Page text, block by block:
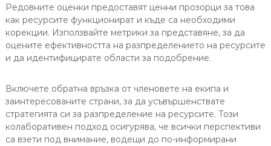
Редовните оценки предоставят ценни прозорци за това
как ресурсите функционират и къде са необходими
корекции. Използвайте метрики за представяне, за да
оцените ефективността на разпределението на ресурсите
и да идентифицирате области за подобрение.
Включете обратна връзка от членовете на екипа и
заинтересованите страни, за да усъвършенствате
стратегията си за разпределение на ресурсите. Този
колаборативен подход осигурява, че всички перспективи
са взети под внимание, водещи до по-информирани